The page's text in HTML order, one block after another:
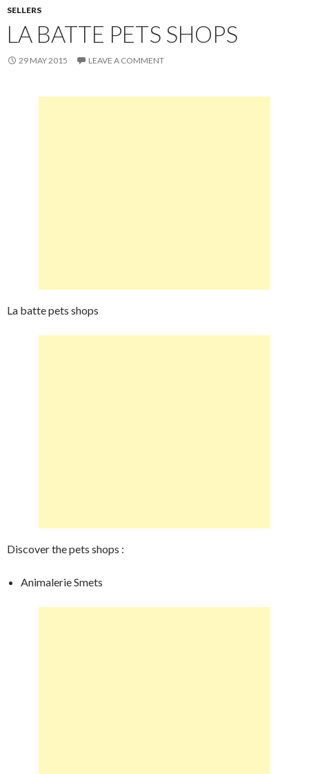
SELLERS
LA BATTE PETS SHOPS
29 MAY 2015 LEAVE A COMMENT
La batte pets shops
Discover the pets shops :
Animalerie Smets